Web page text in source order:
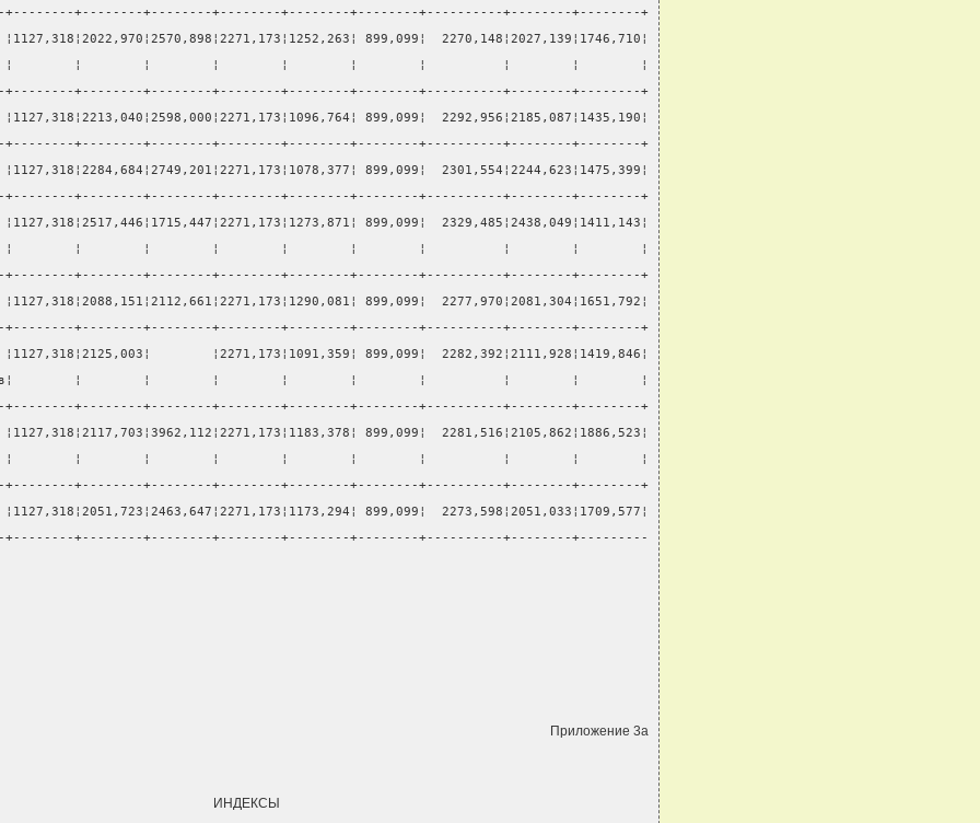
+--------+--------+--------+--------+--------+----------+--------+--------+
899,099¦  2270,148¦2027,139¦1746,710¦
¦        ¦        ¦        ¦        ¦        ¦        ¦          ¦        ¦        ¦
+--------+--------+--------+--------+--------+----------+--------+--------+
899,099¦  2292,956¦2185,087¦1435,190¦
+--------+--------+--------+--------+--------+----------+--------+--------+
899,099¦  2301,554¦2244,623¦1475,399¦
+--------+--------+--------+--------+--------+----------+--------+--------+
899,099¦  2329,485¦2438,049¦1411,143¦
¦        ¦        ¦        ¦        ¦        ¦        ¦          ¦        ¦        ¦
+--------+--------+--------+--------+--------+----------+--------+--------+
899,099¦  2277,970¦2081,304¦1651,792¦
+--------+--------+--------+--------+--------+----------+--------+--------+
¦2271,173¦1091,359¦ 899,099¦  2282,392¦2111,928¦1419,846¦
¦        ¦        ¦        ¦        ¦        ¦          ¦        ¦        ¦
+--------+--------+--------+--------+--------+----------+--------+--------+
899,099¦  2281,516¦2105,862¦1886,523¦
¦        ¦        ¦        ¦        ¦        ¦        ¦          ¦        ¦        ¦
+--------+--------+--------+--------+--------+----------+--------+--------+
899,099¦  2273,598¦2051,033¦1709,577¦
+--------+--------+--------+--------+--------+----------+--------+---------
Приложение 3а
ИНДЕКСЫ